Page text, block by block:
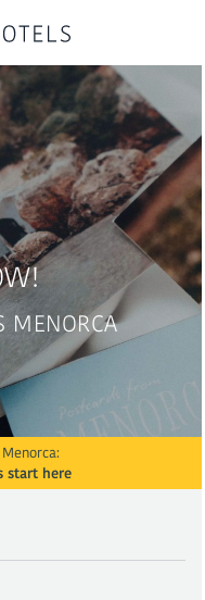
MENORCA
start here